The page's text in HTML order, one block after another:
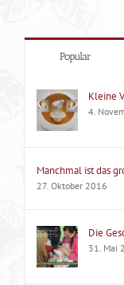
Popular
Kleine
4.
Manchmal ist das
27. Oktober 2016
Die
31. Mai